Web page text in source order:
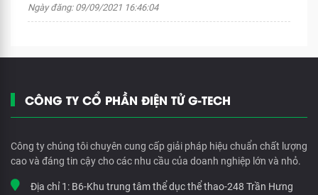
Ngày đăng: 09/09/2021 16:46:04
CÔNG TY CỔ PHẦN ĐIỆN TỬ G-TECH
Công ty chúng tôi chuyên cung cấp giải pháp hiệu chuẩn chất lượng
cao và đáng tin cậy cho các nhu cầu của doanh nghiệp lớn và nhỏ.
Địa chỉ 1: B6-Khu trung tâm thể dục thể thao-248 Trần Hưng